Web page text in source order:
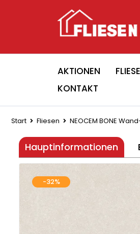
AKTIONEN
KONTAKT
Start Fliesen NEOCEM BONE
Hauptinformationen
-32%